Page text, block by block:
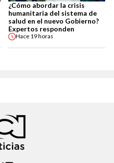
¿Cómo abordar la crisis
humanitaria del sistema de
salud en el nuevo Gobierno?
Expertos responden
Hace 19 horas